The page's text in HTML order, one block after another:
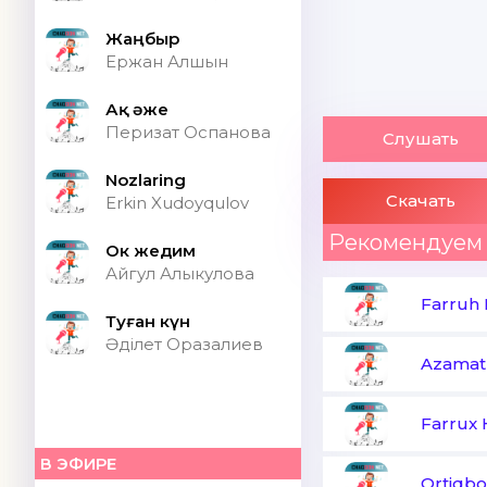
Жаңбыр
Ержан Алшын
Ақ әже
Перизат Оспанова
Nozlaring
Erkin Xudoyqulov
Ок жедим
Айгул Алыкулова
Туған күн
Әділет Оразалиев
В ЭФИРЕ
Слушать
Скачать
Рекомендуем
Farruh
Farrux